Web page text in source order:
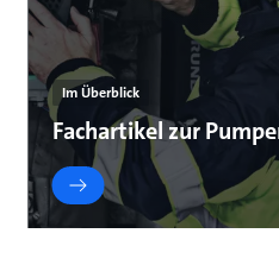
Im Überblick
Fachartikel zur